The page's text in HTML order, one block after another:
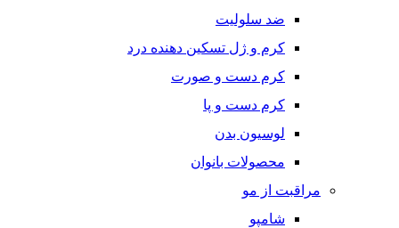
ضد سلولیت
کرم و ژل تسکین دهنده درد
کرم دست و صورت
کرم دست و پا
لوسیون بدن
محصولات بانوان
مراقبت از مو
شامپو